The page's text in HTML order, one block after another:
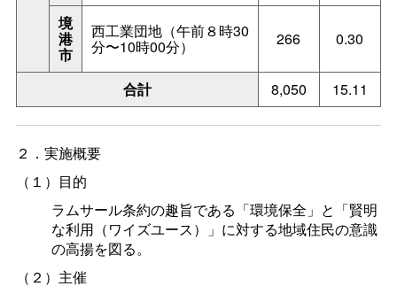
境
港
市
西工業団地（午前８時30
分〜10時00分） 266 0.30
合計 8,050 15.11
２．実施概要
（１）目的
ラムサール条約の趣旨である「環境保全」と「賢明
な利用（ワイズユース）」に対する地域住民の意識
の高揚を図る。
（２）主催